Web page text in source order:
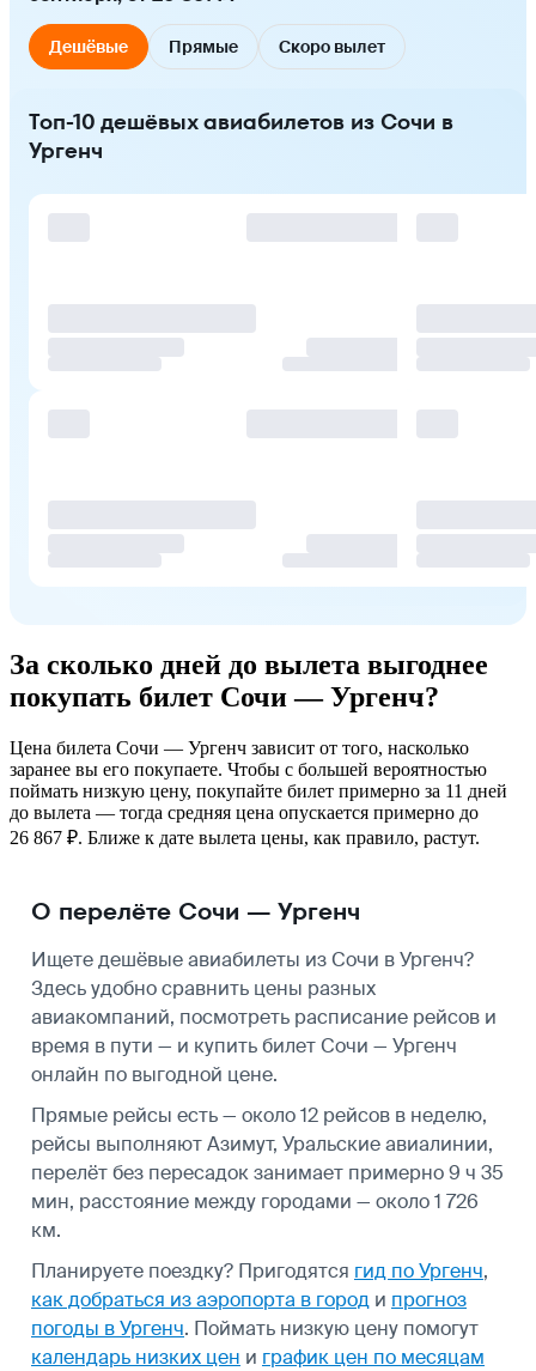
Дешёвые Прямые Скоро вылет
Топ-10 дешёвых авиабилетов из Сочи в
Ургенч
За сколько дней до вылета выгоднее
покупать билет Сочи — Ургенч?
Цена билета Сочи — Ургенч зависит от того, насколько
заранее вы его покупаете. Чтобы с большей вероятностью
поймать низкую цену, покупайте билет примерно за 11 дней
до вылета — тогда средняя цена опускается примерно до
26 867 ₽. Ближе к дате вылета цены, как правило, растут.
О перелёте Сочи — Ургенч
Ищете дешёвые авиабилеты из Сочи в Ургенч?
Здесь удобно сравнить цены разных
авиакомпаний, посмотреть расписание рейсов и
время в пути — и купить билет Сочи — Ургенч
онлайн по выгодной цене.
Прямые рейсы есть — около 12 рейсов в неделю,
рейсы выполняют Азимут, Уральские авиалинии,
перелёт без пересадок занимает примерно 9 ч 35
мин, расстояние между городами — около 1 726
км.
Планируете поездку? Пригодятся гид по Ургенч,
как добраться из аэропорта в город и прогноз
погоды в Ургенч. Поймать низкую цену помогут
календарь низких цен и график цен по месяцам